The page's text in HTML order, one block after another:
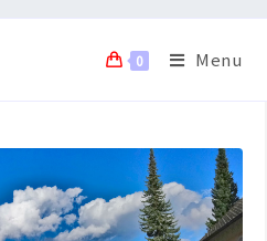
0 Menu